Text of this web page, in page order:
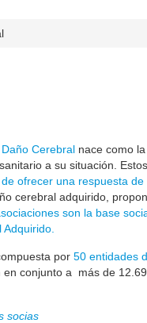
Daño Cerebral nace como
a su situación.
ofrecer una respuesta de
cerebral adquirido,
son la base
por 50 entidades
en conjunto a más de
socias